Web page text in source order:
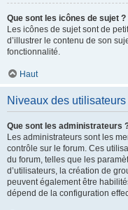
Que sont les icônes de sujet ?
Les icônes de sujet sont de
d’illustrer le contenu de son
fonctionnalité.
Haut
Niveaux des
Que sont les administrateurs
Les administrateurs sont les
contrôle sur le forum. Ces
du forum, telles que les
d’utilisateurs, la création de
peuvent également être
dépend de la configuration